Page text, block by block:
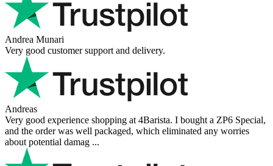
Andrea Munari
Very good customer support and delivery.
Andreas
Very good experience shopping at 4Barista. I bought a ZP6 Special,
and the order was well packaged, which eliminated any worries
about potential damag ...